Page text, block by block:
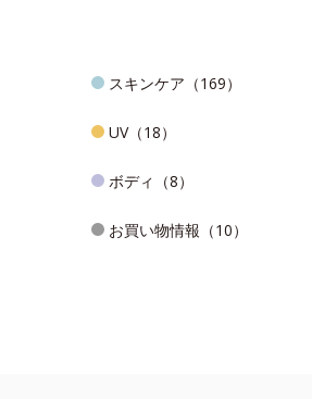
スキンケア（169）
UV（18）
ボディ（8）
お買い物情報（10）